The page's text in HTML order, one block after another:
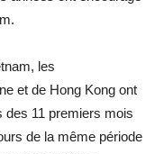
les
et de Hong Kong ont
des 11 premiers mois
de la même période